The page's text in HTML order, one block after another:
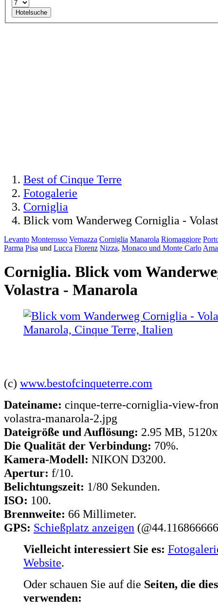
Hotelsuche
Best of Cinque Terre
Fotogalerie
Corniglia
Blick vom Wanderweg Corniglia -
Levanto Monterosso Vernazza Corniglia Manarola Riomaggiore
Parma Pisa und Lucca Florenz Nizza, Monaco und Monte Carlo
Corniglia. Blick vom
Volastra - Manarola
(c) www.bestofcinqueterre.com
Dateiname: cinque-terre-corniglia-view-
volastra-manarola-2.jpg
Dateigröße und Auflösung: 2.95 MB,
Die Qualität der Verbindung: 70%.
Kamera-Modell: NIKON D3200.
Apertur: f/10.
Belichtungszeit: 1/80 Sekunden.
ISO: 100.
Brennweite: 66 Millimeter.
GPS: Schießplatz anzeigen
Vielleicht interessiert Sie es:
Website.
Oder schauen Sie auf die Seiten, die
verwenden: